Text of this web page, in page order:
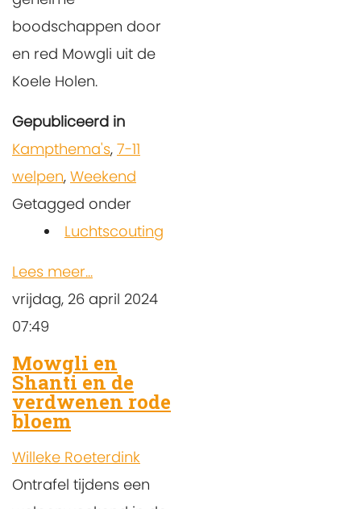
boodschappen door
en red Mowgli uit de
Koele Holen.
Gepubliceerd in
Kampthema's, 7-11
welpen, Weekend
Getagged onder
Luchtscouting
Lees meer...
vrijdag, 26 april 2024
07:49
Mowgli en
Shanti en de
verdwenen rode
bloem
Willeke Roeterdink
Ontrafel tijdens een